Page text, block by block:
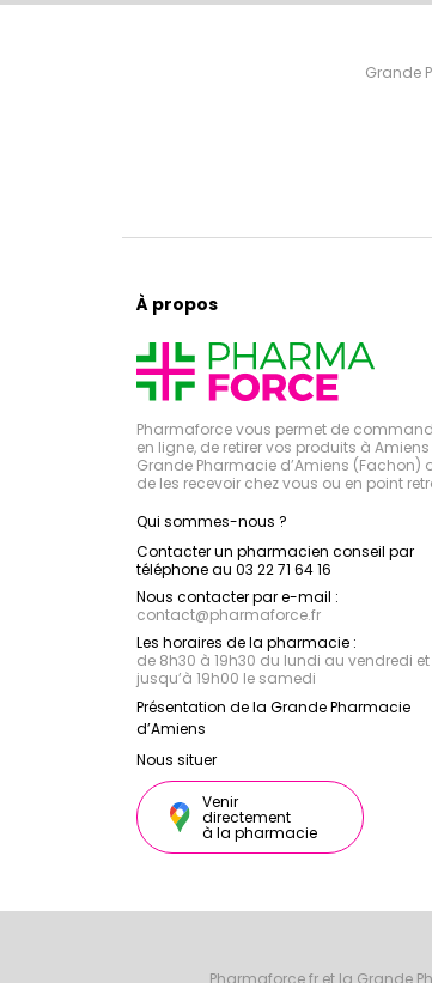
Grande
À propos
Pharmaforce vous permet de
en ligne, de retirer vos produits à
Grande Pharmacie d’Amiens (Fachon)
de les recevoir chez vous ou en point
Qui sommes-nous ?
Contacter un pharmacien conseil par
téléphone au 03 22 71 64 16
Nous contacter par e-mail :
contact@pharmaforce.fr
Les horaires de la pharmacie :
de 8h30 à 19h30 du lundi au vendredi et
jusqu’à 19h00 le samedi
Présentation de la Grande Pharmacie
d’Amiens
Nous situer
Venir
directement
à la pharmacie
Pharmaforce.fr et la Grande